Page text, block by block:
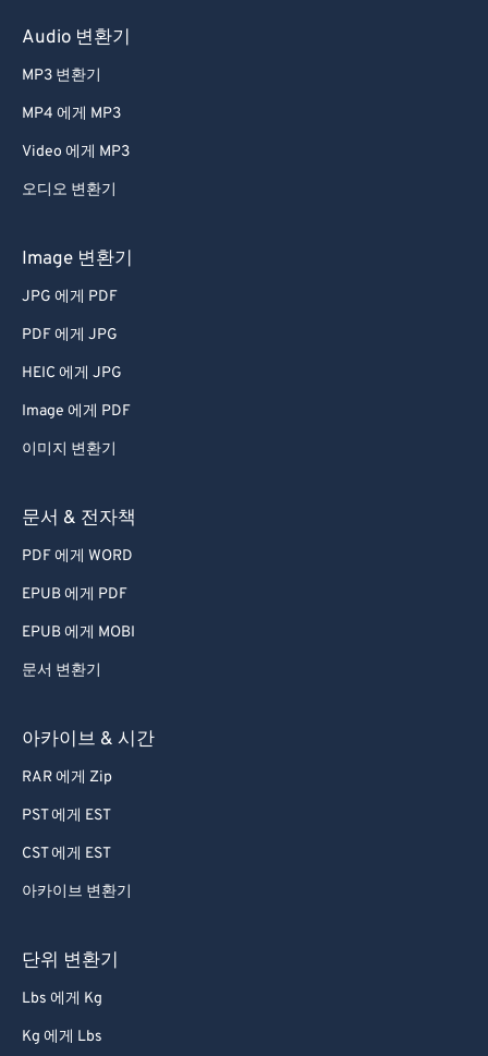
Audio 변환기
MP3 변환기
MP4 에게 MP3
Video 에게 MP3
오디오 변환기
Image 변환기
JPG 에게 PDF
PDF 에게 JPG
HEIC 에게 JPG
Image 에게 PDF
이미지 변환기
문서 & 전자책
PDF 에게 WORD
EPUB 에게 PDF
EPUB 에게 MOBI
문서 변환기
아카이브 & 시간
RAR 에게 Zip
PST 에게 EST
CST 에게 EST
아카이브 변환기
단위 변환기
Lbs 에게 Kg
Kg 에게 Lbs